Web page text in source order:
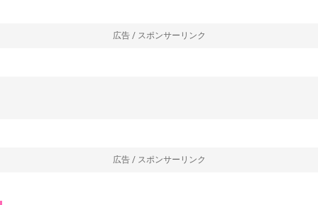
広告 / スポンサーリンク
広告 / スポンサーリンク